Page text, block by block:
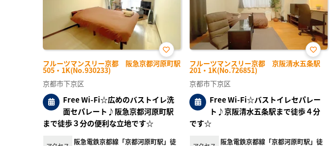
フルーツマンスリー京都 阪急京都河原町駅
505・1K(No.930233)
お気
に入
京都市下京区
Free Wi-Fi☆広めのバストイレ洗
面セパレート♪阪急京都河原町駅
まで徒歩３分の便利な立地です☆
阪急電鉄京都線「京都河原町駅」徒
フルーツマンスリー京都 京阪清水五条駅
201・1K(No.726851)
お気
に入
京都市下京区
Free Wi-Fi☆バストイレセパレー
ト♪京阪清水五条駅まで徒歩４分
です☆
阪急電鉄京都線「京都河原町駅」徒